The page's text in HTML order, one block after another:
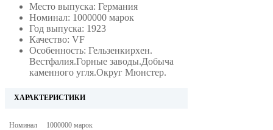
Место выпуска: Германия
Номинал: 1000000 марок
Год выпуска: 1923
Качество: VF
Особенность: Гельзенкирхен.
Вестфалия.Горные заводы.Добыча
каменного угля.Округ Мюнстер.
ХАРАКТЕРИСТИКИ
Номинал 1000000 марок